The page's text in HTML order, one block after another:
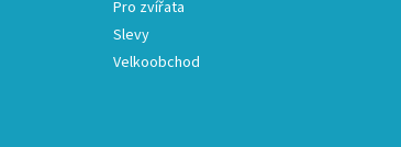
Pro zvířata
Slevy
Velkoobchod